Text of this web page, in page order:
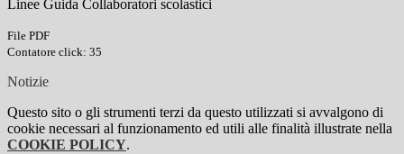
Linee Guida Collaboratori scolastici
File PDF
Contatore click: 35
Notizie
Questo sito o gli strumenti terzi da questo utilizzati si avvalgono di
cookie necessari al funzionamento ed utili alle finalità illustrate nella
COOKIE POLICY.